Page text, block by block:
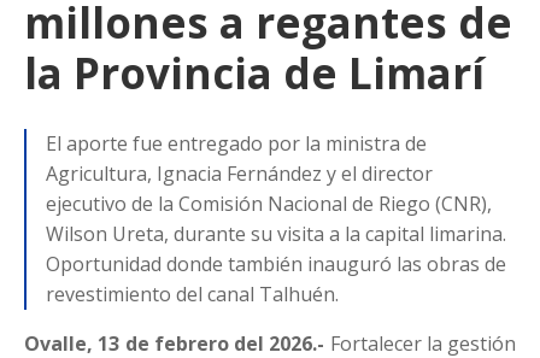
millones a regantes de
la Provincia de Limarí
El aporte fue entregado por la ministra de
Agricultura, Ignacia Fernández y el director
ejecutivo de la Comisión Nacional de Riego (CNR),
Wilson Ureta, durante su visita a la capital limarina.
Oportunidad donde también inauguró las obras de
revestimiento del canal Talhuén.
Ovalle, 13 de febrero del 2026.- Fortalecer la gestión